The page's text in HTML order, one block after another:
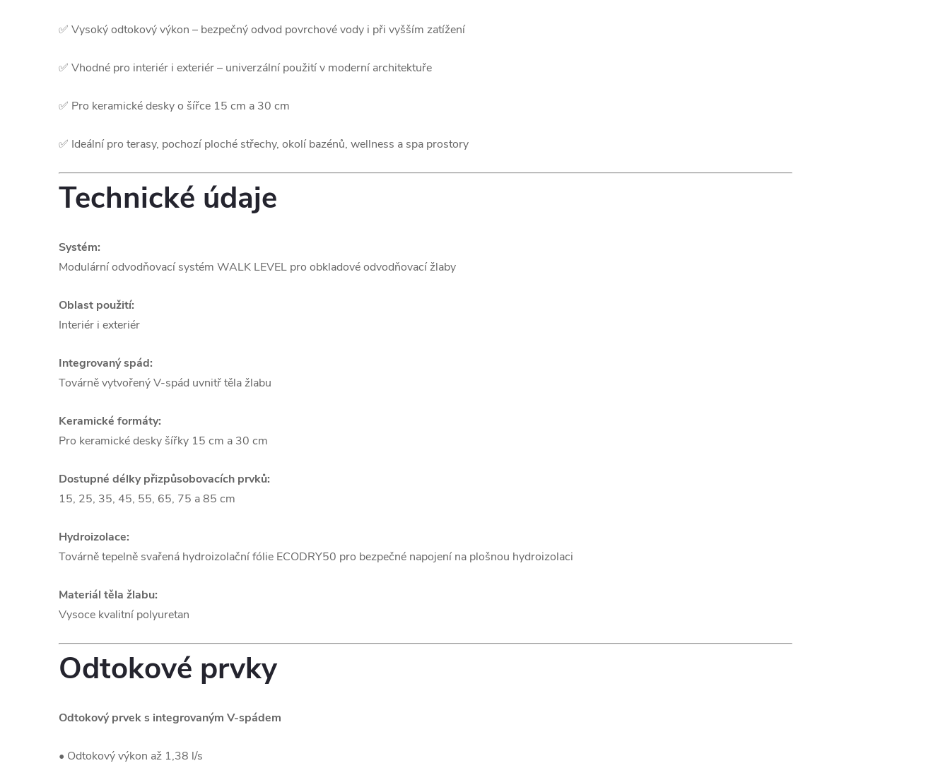
✅ Vysoký odtokový výkon – bezpečný odvod povrchové vody i při vyšším zatížení
✅ Vhodné pro interiér i exteriér – univerzální použití v moderní architektuře
✅ Pro keramické desky o šířce 15 cm a 30 cm
✅ Ideální pro terasy, pochozí ploché střechy, okolí bazénů, wellness a spa prostory
Technické údaje
Systém:
Modulární odvodňovací systém WALK LEVEL pro obkladové odvodňovací žlaby
Oblast použití:
Interiér i exteriér
Integrovaný spád:
Továrně vytvořený V-spád uvnitř těla žlabu
Keramické formáty:
Pro keramické desky šířky 15 cm a 30 cm
Dostupné délky přizpůsobovacích prvků:
15, 25, 35, 45, 55, 65, 75 a 85 cm
Hydroizolace:
Továrně tepelně svařená hydroizolační fólie ECODRY50 pro bezpečné napojení na plošnou hydroizolaci
Materiál těla žlabu:
Vysoce kvalitní polyuretan
Odtokové prvky
Odtokový prvek s integrovaným V-spádem
• Odtokový výkon až 1,38 l/s